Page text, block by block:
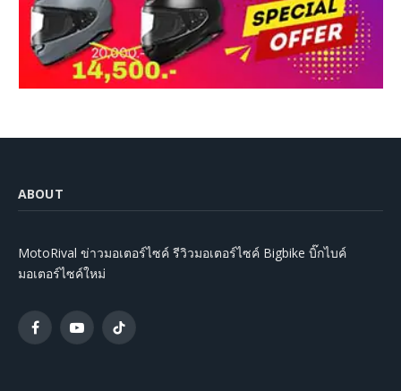
ABOUT
MotoRival ข่าวมอเตอร์ไซค์ รีวิวมอเตอร์ไซค์ Bigbike บิ๊กไบค์
มอเตอร์ไซค์ใหม่
FacebookYouTubeTikTok